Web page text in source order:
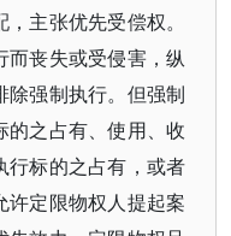
主张优先受偿权。
而丧失或受侵害，纵
强制执行。但强制
之占有、使用、收
行标的之占有，或者
定限物权人提起案